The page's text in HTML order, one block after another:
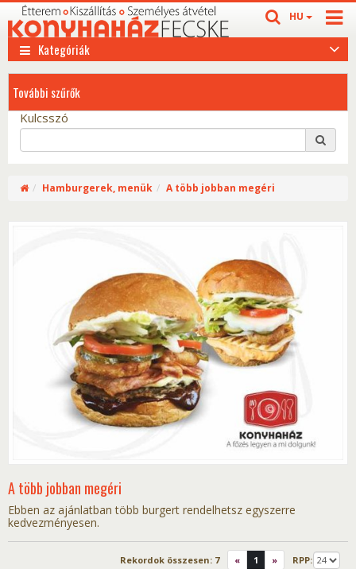
HU
Kategóriák
További szűrők
Kulcsszó
Hamburgerek, menük A több jobban megéri
A több jobban megéri
Ebben az ajánlatban több burgert rendelhetsz egyszerre
kedvezményesen.
Rekordok összesen: 7 « 1 »
RPP: